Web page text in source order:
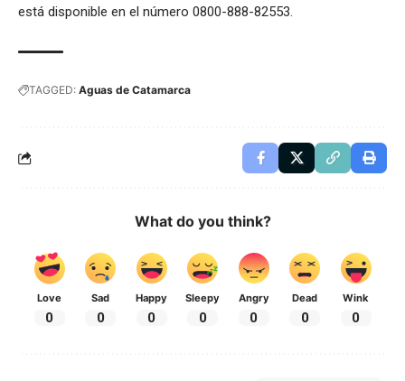
está disponible en el número 0800-888-82553.
TAGGED: Aguas de Catamarca
What do you think?
Love
0
Sad
0
Happy
0
Sleepy
0
Angry
0
Dead
0
Wink
0